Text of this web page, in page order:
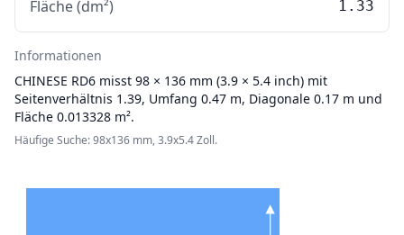
Fläche (dm²) 1.33
Informationen
CHINESE RD6 misst 98 × 136 mm (3.9 × 5.4 inch) mit
Seitenverhältnis 1.39, Umfang 0.47 m, Diagonale 0.17 m und
Fläche 0.013328 m².
Häufige Suche: 98x136 mm, 3.9x5.4 Zoll.